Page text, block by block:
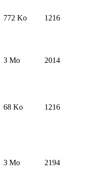
772 Ko 1216
3 Mo 2014
68 Ko 1216
3 Mo 2194